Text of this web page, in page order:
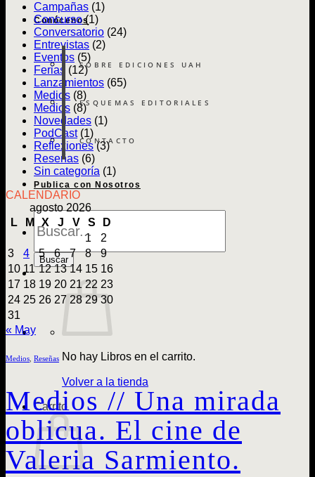
Conócenos
SOBRE EDICIONES UAH
ESQUEMAS EDITORIALES
CONTACTO
Publica con Nosotros
Búsqueda
de
Buscar
No hay Libros en el carrito.
Volver a la tienda
Carrito
Campañas (1)
Concurso(1)
Conversatorio (24)
Entrevistas (2)
Eventos (5)
Ferias (12)
Lanzamientos (65)
Medios (8)
Medios (8)
Novedades (1)
PodCast(1)
Reflexiones(3)
Reseñas (6)
Sin categoría (1)
CALENDARIO
agosto 2026
L
M X J V S
D
1
2
3
4 5 6 7 8
9
10 11 12 13 14 15 16
17 18 19 20 21 22 23
24 25 26 27 28 29 30
31
« May
Medios Reseñas
Medios // Una mirada
oblicua. El cine de
Valeria Sarmiento.